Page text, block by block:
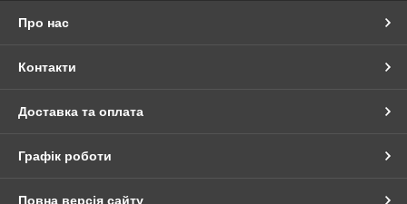
Про нас
Контакти
Доставка та оплата
Графік роботи
Повна версія сайту